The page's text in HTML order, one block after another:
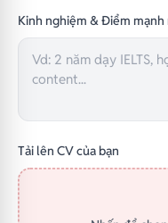
Kinh nghiệm & Điểm mạnh
Tải lên CV của bạn